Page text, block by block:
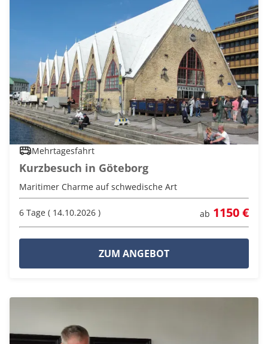
Mehrtagesfahrt
Kurzbesuch in Göteborg
Maritimer Charme auf schwedische Art
6 Tage ( 14.10.2026 ) ab 1150 €
ZUM ANGEBOT